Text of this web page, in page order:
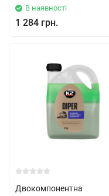
В наявності
1 284 грн.
Двокомпонентна